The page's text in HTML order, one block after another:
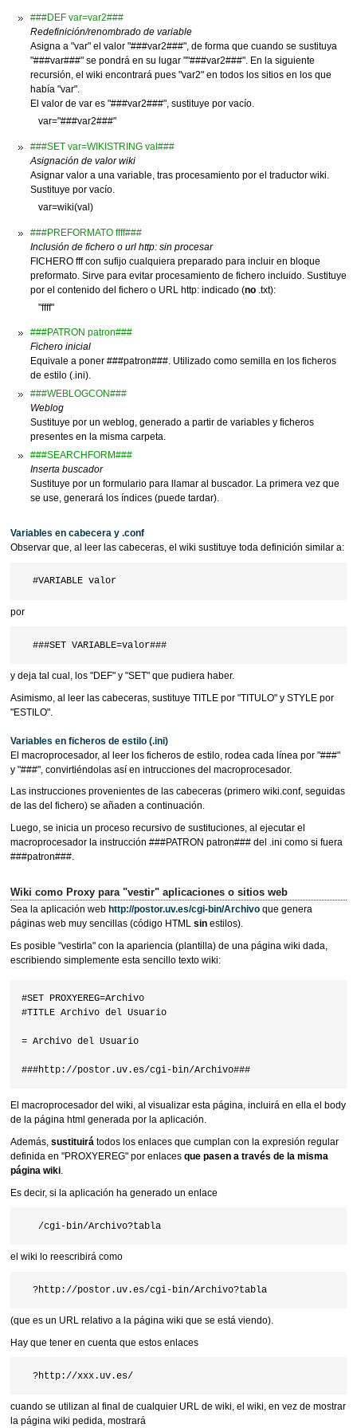
###DEF var=var2###
Redefinición/renombrado de variable
Asigna a "var" el valor "###var2###", de forma que cuando se sustituya
"###var###" se pondrá en su lugar ""###var2###". En la siguiente
recursión, el wiki encontrará pues "var2" en todos los sitios en los que
había "var".
El valor de var es "###var2###", sustituye por vacío.
var="###var2###"
###SET var=WIKISTRING val###
Asignación de valor wiki
Asignar valor a una variable, tras procesamiento por el traductor wiki.
Sustituye por vacío.
var=wiki(val)
###PREFORMATO ffff###
Inclusión de fichero o url http: sin procesar
FICHERO fff con sufijo cualquiera preparado para incluir en bloque
preformato. Sirve para evitar procesamiento de fichero incluido. Sustituye
por el contenido del fichero o URL http: indicado (no.txt):
"ffff"
###PATRON patron###
Fichero inicial
Equivale a poner ###patron###. Utilizado como semilla en los ficheros
de estilo (.ini).
###WEBLOGCON###
Weblog
Sustituye por un weblog, generado a partir de variables y ficheros
presentes en la misma carpeta.
###SEARCHFORM###
Inserta buscador
Sustituye por un formulario para llamar al buscador. La primera vez que
se use, generará los índices (puede tardar).
Variables en cabecera y .conf
Observar que, al leer las cabeceras, el wiki sustituye toda definición similar a:
por
y deja tal cual, los "DEF" y "SET" que pudiera haber.
Asimismo, al leer las cabeceras, sustituye TITLE por "TITULO" y STYLE por
"ESTILO".
Variables en ficheros de estilo (.ini)
El macroprocesador, al leer los ficheros de estilo, rodea cada línea por "###"
y "###", convirtiéndolas así en intrucciones del macroprocesador.
Las instrucciones provenientes de las cabeceras (primero wiki.conf, seguidas
de las del fichero) se añaden a continuación.
Luego, se inicia un proceso recursivo de sustituciones, al ejecutar el
macroprocesador la instrucción ###PATRON patron### del .ini como si fuera
###patron###.
Wiki como Proxy para "vestir" aplicaciones o sitios web
Sea la aplicación web http://postor.uv.es/cgi-bin/Archivoque genera
páginas web muy sencillas (código HTML sinestilos).
Es posible "vestirla" con la apariencia (plantilla) de una página wiki dada,
escribiendo simplemente esta sencillo texto wiki:
#SET PROXYEREG=Archivo
#TITLE Archivo del Usuario
= Archivo del Usuario
El macroprocesador del wiki, al visualizar esta página, incluirá en ella el body
de la página html generada por la aplicación.
Además, sustituirátodos los enlaces que cumplan con la expresión regular
definida en "PROXYEREG" por enlaces que pasen a través de la misma
página wiki.
Es decir, si la aplicación ha generado un enlace
el wiki lo reescribirá como
(que es un URL relativo a la página wiki que se está viendo).
Hay que tener en cuenta que estos enlaces
cuando se utilizan al final de cualquier URL de wiki, el wiki, en vez de mostrar
la página wiki pedida, mostrará